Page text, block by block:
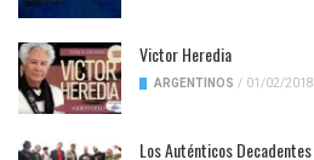
Victor Heredia
ARGENTINOS / 01/02/2018
Los Auténticos Decadentes